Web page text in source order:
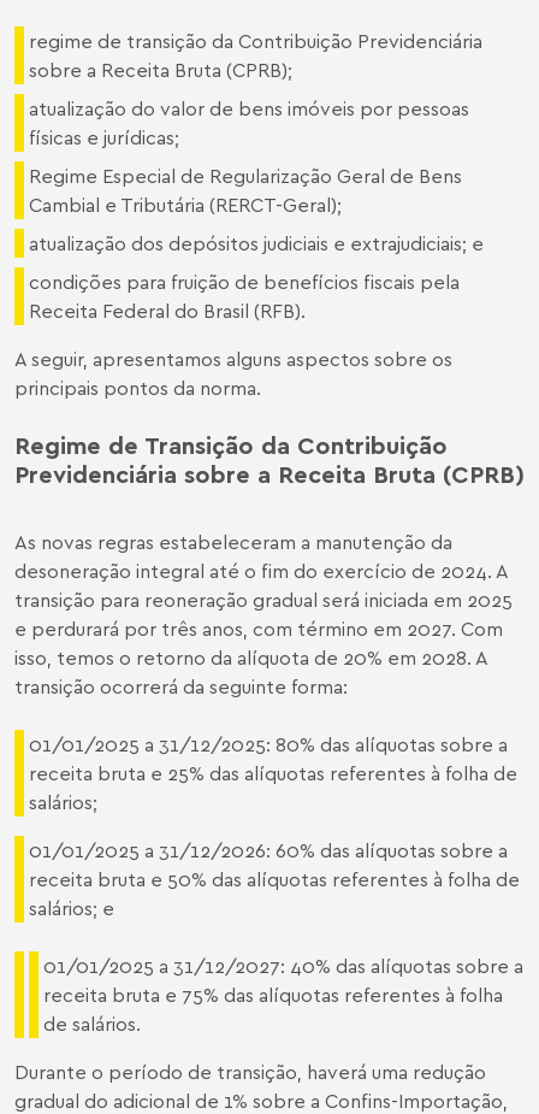
regime de transição da Contribuição Previdenciária
sobre a Receita Bruta (CPRB);
atualização do valor de bens imóveis por pessoas
físicas e jurídicas;
Regime Especial de Regularização Geral de Bens
Cambial e Tributária (RERCT-Geral);
atualização dos depósitos judiciais e extrajudiciais; e
condições para fruição de benefícios fiscais pela
Receita Federal do Brasil (RFB).
A seguir, apresentamos alguns aspectos sobre os
principais pontos da norma.
Regime de Transição da Contribuição
Previdenciária sobre a Receita Bruta (CPRB)
As novas regras estabeleceram a manutenção da
desoneração integral até o fim do exercício de 2024. A
transição para reoneração gradual será iniciada em 2025
e perdurará por três anos, com término em 2027. Com
isso, temos o retorno da alíquota de 20% em 2028. A
transição ocorrerá da seguinte forma:
01/01/2025 a 31/12/2025: 80% das alíquotas sobre a
receita bruta e 25% das alíquotas referentes à folha de
salários;
01/01/2025 a 31/12/2026: 60% das alíquotas sobre a
receita bruta e 50% das alíquotas referentes à folha de
salários; e
01/01/2025 a 31/12/2027: 40% das alíquotas sobre a
receita bruta e 75% das alíquotas referentes à folha
de salários.
Durante o período de transição, haverá uma redução
gradual do adicional de 1% sobre a Confins-Importação,